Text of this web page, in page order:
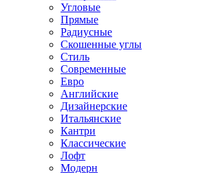
Угловые
Прямые
Радиусные
Скошенные углы
Стиль
Современные
Евро
Английские
Дизайнерские
Итальянские
Кантри
Классические
Лофт
Модерн